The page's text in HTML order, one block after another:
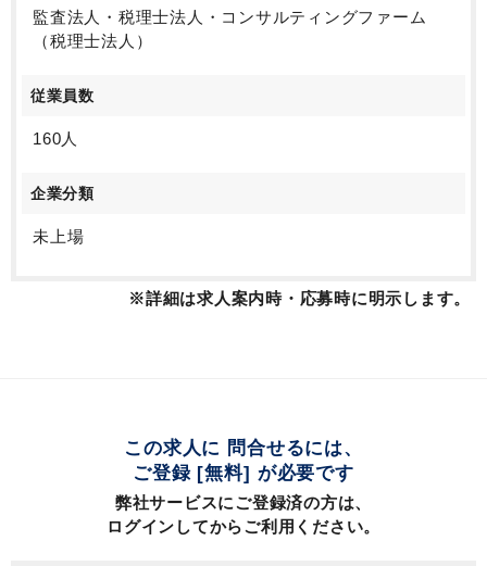
監査法人・税理士法人・コンサルティングファーム
（税理士法人）
従業員数
160人
企業分類
未上場
※詳細は求人案内時・応募時に明示します。
この求人に 問合せるには、
ご登録 [無料] が必要です
弊社サービスにご登録済の方は、
ログインしてからご利用ください。